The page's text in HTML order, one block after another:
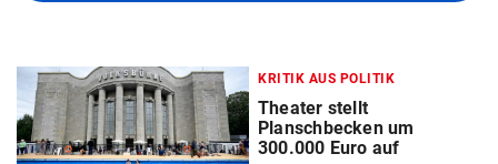
KRITIK AUS POLITIK
Theater stellt
Planschbecken um
300.000 Euro auf